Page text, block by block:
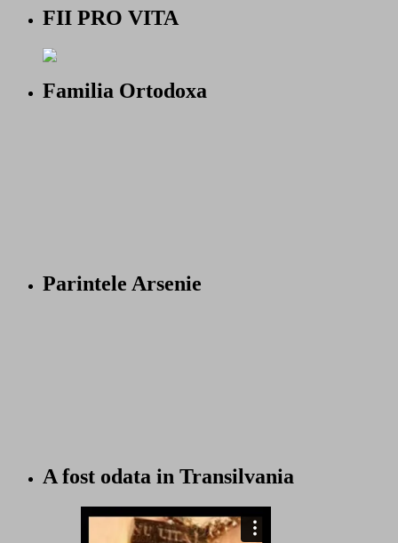
FII PRO VITA
Familia Ortodoxa
Parintele Arsenie
A fost odata in Transilvania